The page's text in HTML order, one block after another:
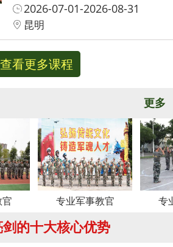
2026-07-01-2026-08-31
昆明
查看更多课程
更多
专业军事教官 专业军事
的十大核心优势